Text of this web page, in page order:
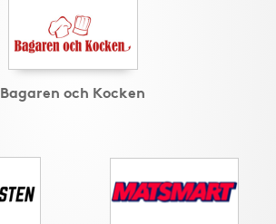
Bagaren och Kocken